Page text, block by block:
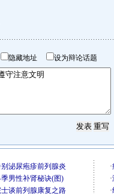
隐藏地址 设为辩论话题